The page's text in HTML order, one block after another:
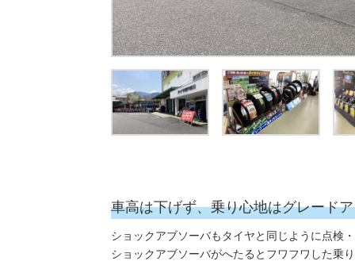
車高は下げず、乗り心地はグレード
ショックアブソーバもタイヤと同じように点検
ショックアブソーバがへたるとフワフワした乗